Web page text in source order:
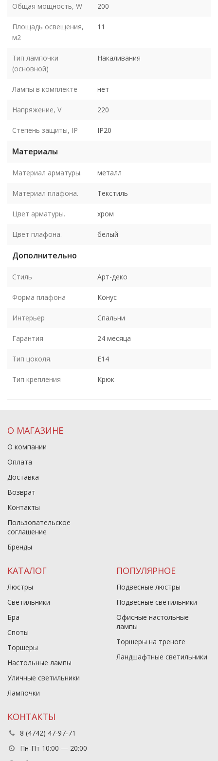
Общая мощность, W 200
Площадь освещения,
м2
11
Тип лампочки
(основной)
Накаливания
Лампы в комплекте нет
Напряжение, V 220
Степень защиты, IP IP20
Материалы
Материал арматуры. металл
Материал плафона. Текстиль
Цвет арматуры. хром
Цвет плафона. белый
Дополнительно
Стиль Арт-деко
Форма плафона Конус
Интерьер Спальни
Гарантия 24 месяца
Тип цоколя. E14
Тип крепления Крюк
О МАГАЗИНЕ
О компании
Оплата
Доставка
Возврат
Контакты
Пользовательское
соглашение
Бренды
КАТАЛОГ
Люстры
Светильники
Бра
Споты
Торшеры
Настольные лампы
Уличные светильники
Лампочки
ПОПУЛЯРНОЕ
Подвесные люстры
Подвесные светильники
Офисные настольные
лампы
Торшеры на треноге
Ландшафтные светильники
КОНТАКТЫ
8 (4742) 47-97-71
Пн-Пт 10:00 — 20:00